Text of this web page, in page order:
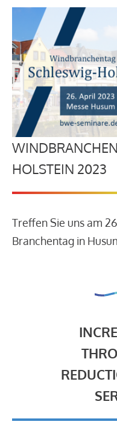
HOLSTEIN 2023
Treffen Sie uns am
Branchentag in